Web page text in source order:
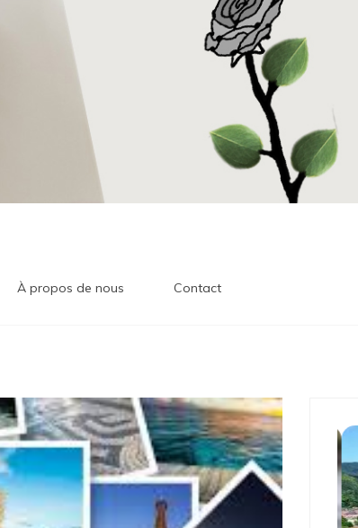
À propos de nous Contact